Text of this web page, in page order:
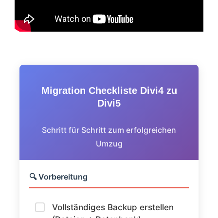
Migration Checkliste Divi4 zu
Divi5
Schritt für Schritt zum erfolgreichen
Umzug
🔍 Vorbereitung
Vollständiges Backup erstellen